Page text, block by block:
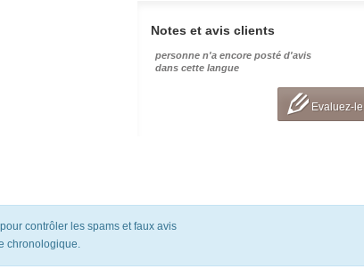
Notes et avis clients
personne n'a encore posté d'avis
dans cette langue
Evaluez-le
contrôler les spams et faux avis
chronologique.